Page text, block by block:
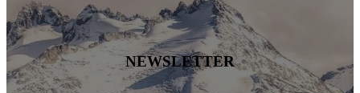
NEWSLETTER